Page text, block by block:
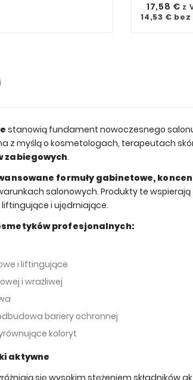
17,58 € z
14,53 € bez
stanowią fundament nowoczesnego
z myślą o kosmetologach, terapeutach
zabiegowych.
formuły gabinetowe,
salonowych. Produkty te
i ujędrniające.
profesjonalnych:
i liftingujące
i wrażliwej
bariery ochronnej
koloryt
aktywne